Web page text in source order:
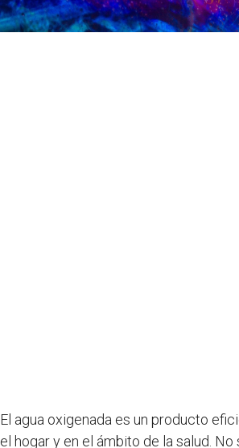
El agua oxigenada es un producto
el hogar y en el ámbito de la salud.